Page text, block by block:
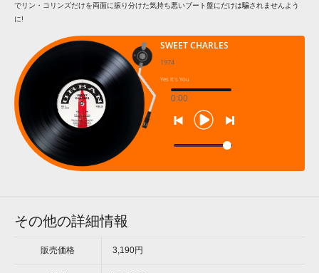
でリン・コリンズだけを両面に振り分けた気持ち悪いブート盤にだけは騙されませんよう
に!
SWEET CHARLES
1974
Yes It's You
0:00
その他の詳細情報
販売価格 3,190円